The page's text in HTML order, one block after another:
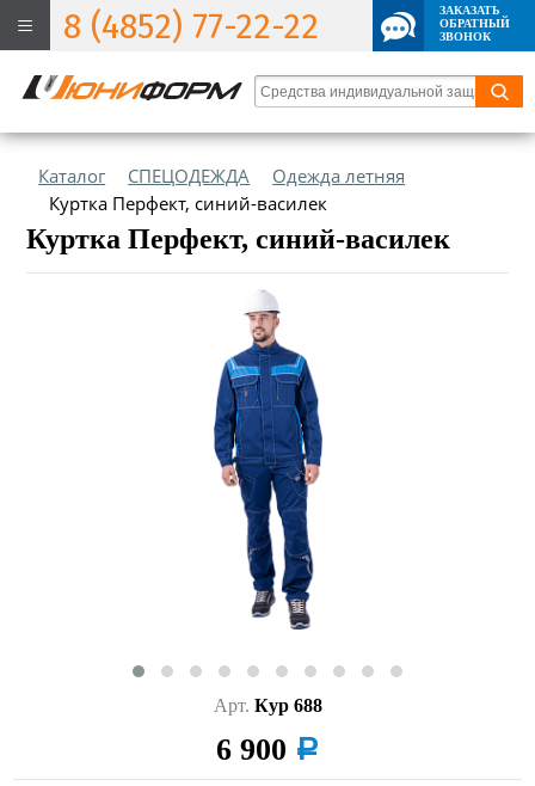
8 (4852) 77-22-22
ЗАКАЗАТЬ
ОБРАТНЫЙ
ЗВОНОК
Каталог СПЕЦОДЕЖДА
Одежда летняя
Куртка Перфект, синий-василек
Куртка Перфект, синий-василек
Арт. Кур 688
6 900 a